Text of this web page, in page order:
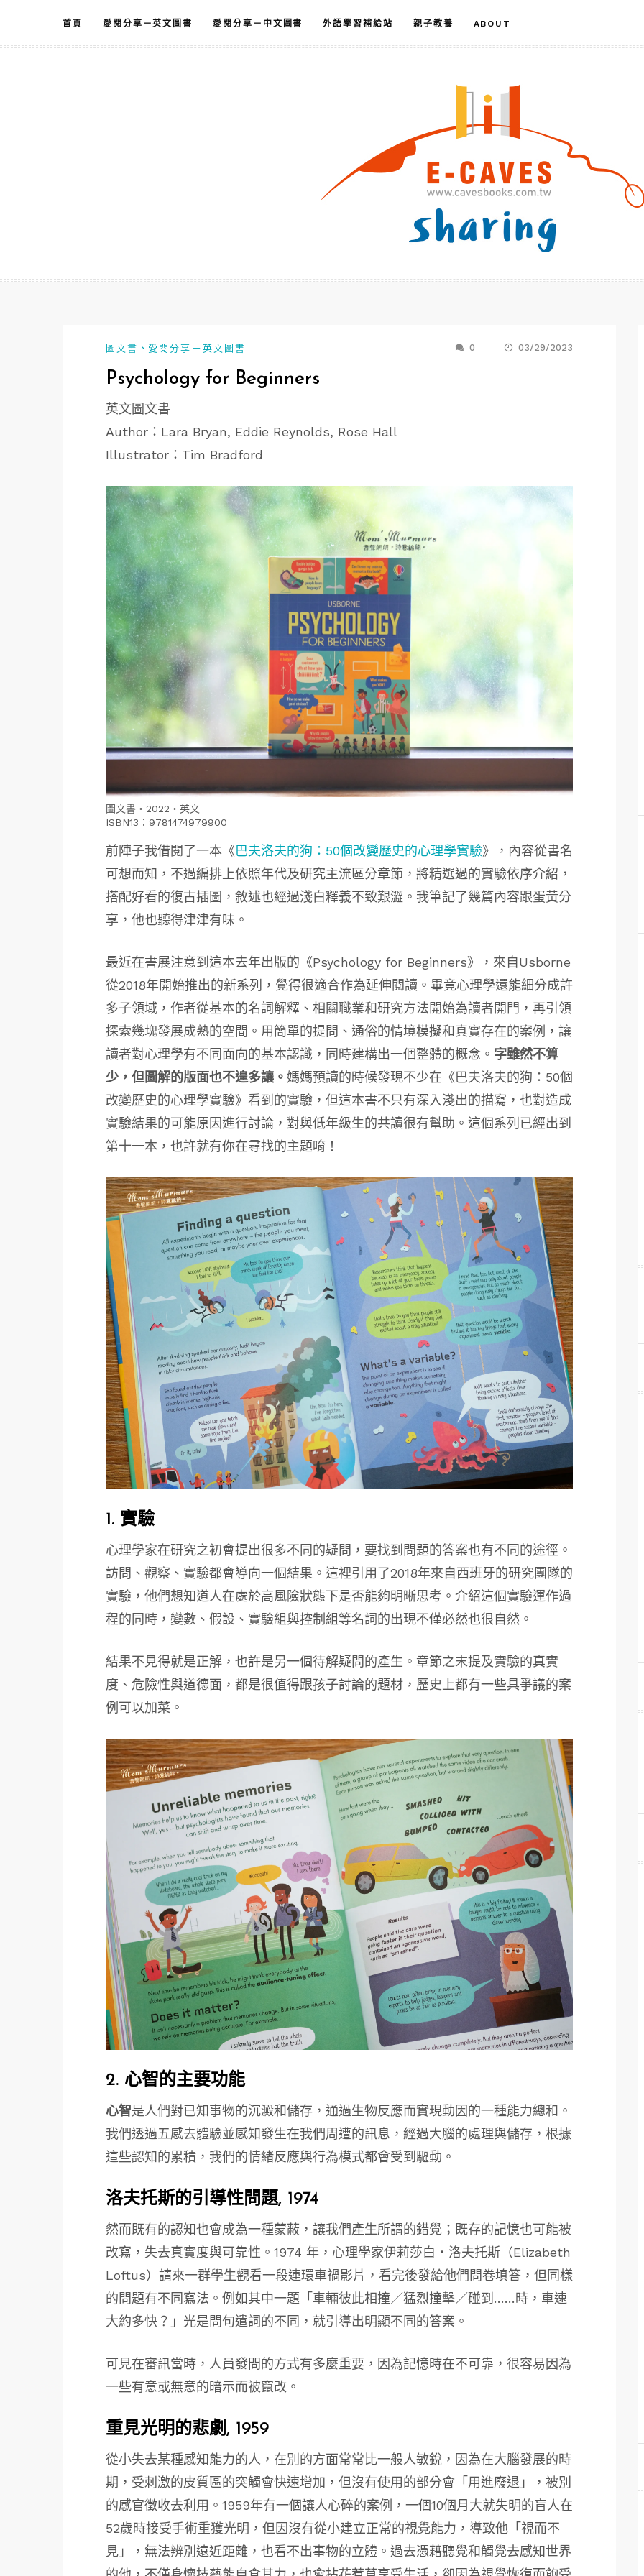
主
首頁 愛閱分享－英文圖書 愛閱分享－中文圖書 外語學習補給站 親子教養 ABOUT
圖文書 、 愛閱分享－英文圖書 0 03/29/2023
Psychology for Beginners
英文圖文書
Author：Lara Bryan, Eddie Reynolds, Rose Hall
Illustrator：Tim Bradford
圖文書・2022・英文
ISBN13：9781474979900
前陣子我借閱了一本《巴夫洛夫的狗：50個改變歷史的心理學實驗》，內容從書名
可想而知，不過編排上依照年代及研究主流區分章節，將精選過的實驗依序介紹，
搭配好看的復古插圖，敘述也經過淺白釋義不致艱澀。我筆記了幾篇內容跟蛋黃分
享，他也聽得津津有味。
最近在書展注意到這本去年出版的《Psychology for Beginners》，來自Usborne
從2018年開始推出的新系列，覺得很適合作為延伸閱讀。畢竟心理學還能細分成許
多子領域，作者從基本的名詞解釋、相關職業和研究方法開始為讀者開門，再引領
探索幾塊發展成熟的空間。用簡單的提問、通俗的情境模擬和真實存在的案例，讓
讀者對心理學有不同面向的基本認識，同時建構出一個整體的概念。 字雖然不算
少，但圖解的版面也不遑多讓。 媽媽預讀的時候發現不少在《巴夫洛夫的狗：50個
改變歷史的心理學實驗》看到的實驗，但這本書不只有深入淺出的描寫，也對造成
實驗結果的可能原因進行討論，對與低年級生的共讀很有幫助。這個系列已經出到
第十一本，也許就有你在尋找的主題唷！
1. 實驗
心理學家在研究之初會提出很多不同的疑問，要找到問題的答案也有不同的途徑。
訪問、觀察、實驗都會導向一個結果。這裡引用了2018年來自西班牙的研究團隊的
實驗，他們想知道人在處於高風險狀態下是否能夠明晰思考。介紹這個實驗運作過
程的同時，變數、假設、實驗組與控制組等名詞的出現不僅必然也很自然。
結果不見得就是正解，也許是另一個待解疑問的產生。章節之末提及實驗的真實
度、危險性與道德面，都是很值得跟孩子討論的題材，歷史上都有一些具爭議的案
例可以加菜。
2. 心智的主要功能
心智是人們對已知事物的沉澱和儲存，通過生物反應而實現動因的一種能力總和。
我們透過五感去體驗並感知發生在我們周遭的訊息，經過大腦的處理與儲存，根據
這些認知的累積，我們的情緒反應與行為模式都會受到驅動。
洛夫托斯的引導性問題, 1974
然而既有的認知也會成為一種蒙蔽，讓我們產生所謂的錯覺；既存的記憶也可能被
改寫，失去真實度與可靠性。1974 年，心理學家伊莉莎白・洛夫托斯（Elizabeth
Loftus）請來一群學生觀看一段連環車禍影片，看完後發給他們問卷填答，但同樣
的問題有不同寫法。例如其中一題「車輛彼此相撞／猛烈撞擊／碰到……時，車速
大約多快？」光是問句遣詞的不同，就引導出明顯不同的答案。
可見在審訊當時，人員發問的方式有多麼重要，因為記憶時在不可靠，很容易因為
一些有意或無意的暗示而被竄改。
重見光明的悲劇, 1959
從小失去某種感知能力的人，在別的方面常常比一般人敏銳，因為在大腦發展的時
期，受刺激的皮質區的突觸會快速增加，但沒有使用的部分會「用進廢退」，被別
的感官徵收去利用。1959年有一個讓人心碎的案例，一個10個月大就失明的盲人在
52歲時接受手術重獲光明，但因沒有從小建立正常的視覺能力，導致他「視而不
見」，無法辨別遠近距離，也看不出事物的立體。過去憑藉聽覺和觸覺去感知世界